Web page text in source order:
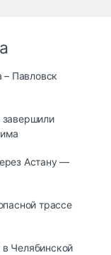
– Павловск
завершили
Астану —
трассе
Челябинской